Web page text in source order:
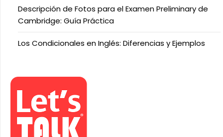
Descripción de Fotos para el Examen Preliminary de
Cambridge: Guía Práctica
Los Condicionales en Inglés: Diferencias y Ejemplos